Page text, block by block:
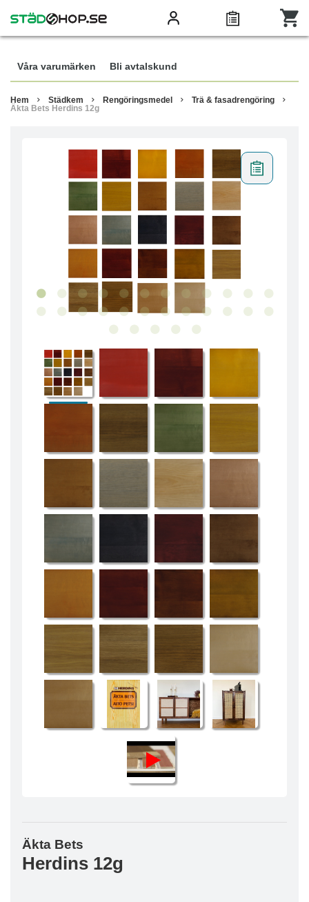
Våra varumärken Bli avtalskund
Hem Städkem Rengöringsmedel
Trä & fasadrengöring
Äkta Bets Herdins 12g
Äkta Bets
Herdins 12g